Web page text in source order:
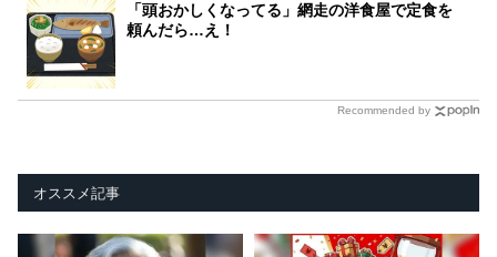
「頭おかしくなってる」網走の洋食屋で定食を
頼んだら…え！
Recommended by
オススメ記事